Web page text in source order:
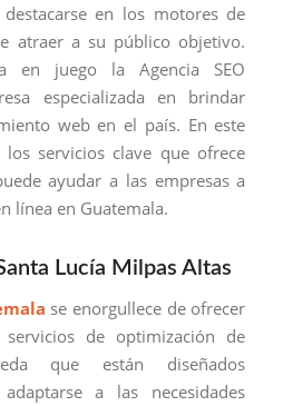
en los motores de
atraer a su público objetivo.
en juego la Agencia SEO
especializada en brindar
web en el país. En este
servicios clave que ofrece
ayudar a las empresas a
línea en Guatemala.
Lucía Milpas Altas
se enorgullece de ofrecer
de optimización de
que están diseñados
a las necesidades